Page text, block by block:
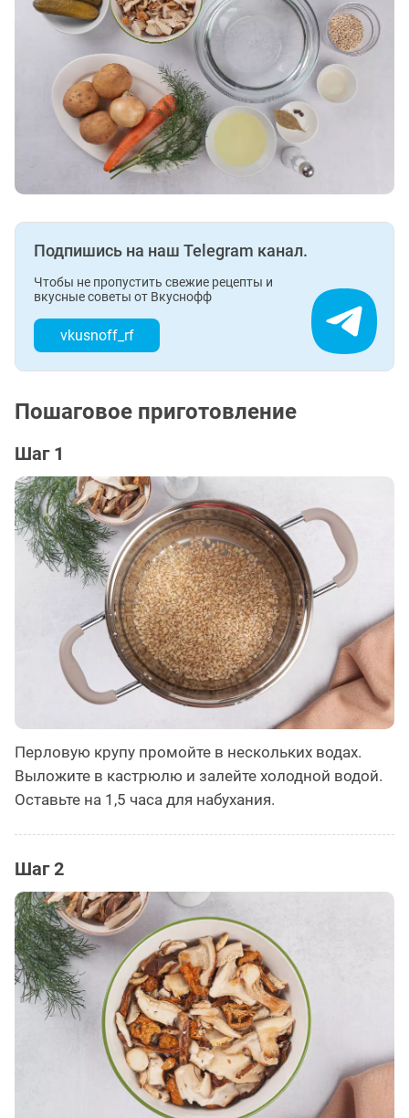
Подпишись на наш Telegram канал.
Чтобы не пропустить свежие рецепты и
вкусные советы от Вкуснофф
vkusnoff_rf
Пошаговое приготовление
Шаг 1
Перловую крупу промойте в нескольких водах.
Выложите в кастрюлю и залейте холодной водой.
Оставьте на 1,5 часа для набухания.
Шаг 2